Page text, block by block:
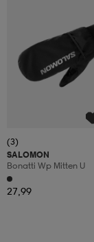
(3)
SALOMON
Bonatti Wp Mitten U
27,99